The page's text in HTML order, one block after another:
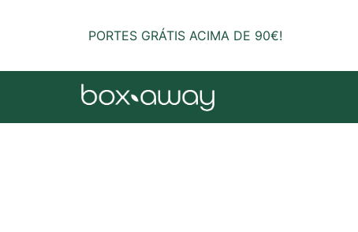
PORTES GRÁTIS ACIMA DE 90€!